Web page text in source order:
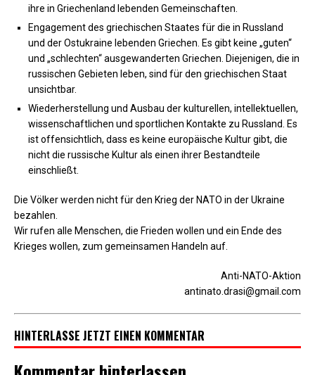
ihre in Griechenland lebenden Gemeinschaften.
Engagement des griechischen Staates für die in Russland
und der Ostukraine lebenden Griechen. Es gibt keine „guten“
und „schlechten“ ausgewanderten Griechen. Diejenigen, die in
russischen Gebieten leben, sind für den griechischen Staat
unsichtbar.
Wiederherstellung und Ausbau der kulturellen, intellektuellen,
wissenschaftlichen und sportlichen Kontakte zu Russland. Es
ist offensichtlich, dass es keine europäische Kultur gibt, die
nicht die russische Kultur als einen ihrer Bestandteile
einschließt.
Die Völker werden nicht für den Krieg der NATO in der Ukraine
bezahlen.
Wir rufen alle Menschen, die Frieden wollen und ein Ende des
Krieges wollen, zum gemeinsamen Handeln auf.
Anti-NATO-Aktion
antinato.drasi@gmail.com
HINTERLASSE JETZT EINEN KOMMENTAR